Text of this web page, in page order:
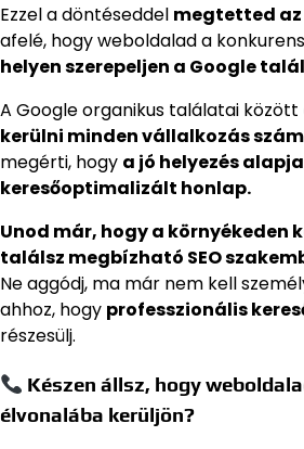
Ezzel a döntéseddel megtetted az
afelé, hogy weboldalad a
helyen szerepeljen a Google
A Google organikus találatai között
kerülni minden vállalkozás
megérti, hogy a jó helyezés
keresőoptimalizált honlap.
Unod már, hogy a környékeden
találsz megbízható SEO
Ne aggódj, ma már nem kell
ahhoz, hogy professzionális
részesülj.
Készen állsz, hogy
élvonalába kerüljön?